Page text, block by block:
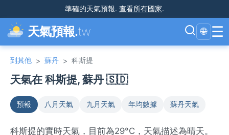
準確的天氣預報. 查看所有國家.
天氣預報.tw 🌐 ☰
到其他 > 蘇丹 > 科斯提
天氣在 科斯提, 蘇丹 🇸🇩
預報 八月天氣 九月天氣 年均數據 蘇丹天氣
科斯提的實時天氣，目前為29°C，天氣描述為晴天。